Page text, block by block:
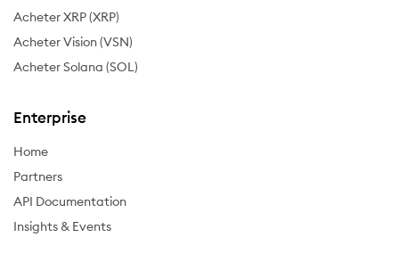
Acheter XRP (XRP)
Acheter Vision (VSN)
Acheter Solana (SOL)
Enterprise
Home
Partners
API Documentation
Insights & Events